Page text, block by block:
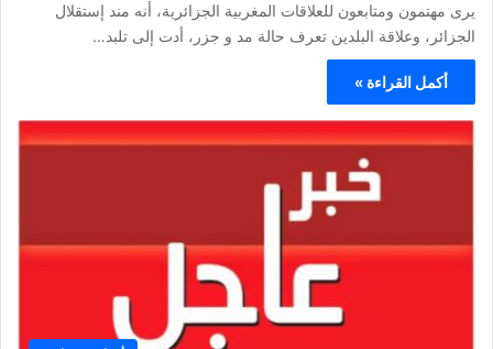
يرى مهتمون ومتابعون للعلاقات المغربية الجزائرية، أنه مند إستقلال
الجزائر، وعلاقة البلدين تعرف حالة مد و جزر، أدت إلى تلبد…
أكمل القراءة »